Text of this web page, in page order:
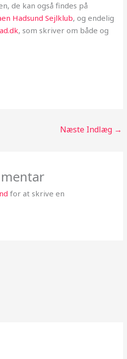
de kan også findes på
Hadsund Sejlklub, og endelig
, som skriver om både og
Næste Indlæg →
for at skrive en